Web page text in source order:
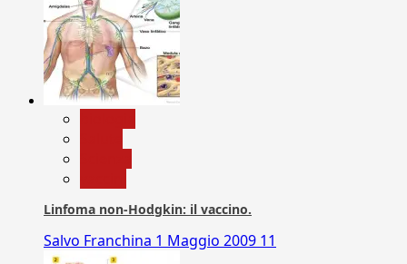
Linfoma non-Hodgkin: il vaccino.
Salvo Franchina 1 Maggio 2009 11